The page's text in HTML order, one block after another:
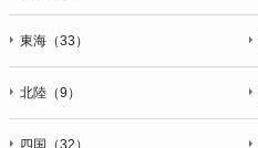
東海（33）
北陸（9）
四国（32）